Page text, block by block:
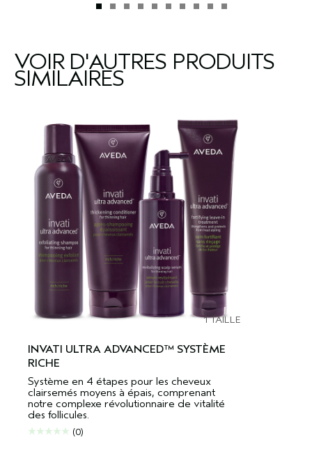
VOIR D'AUTRES PRODUITS
SIMILAIRES
1 TAILLE
INVATI ULTRA ADVANCED™ SYSTÈME
RICHE
Système en 4 étapes pour les cheveux
clairsemés moyens à épais, comprenant
notre complexe révolutionnaire de vitalité
des follicules.
(0)